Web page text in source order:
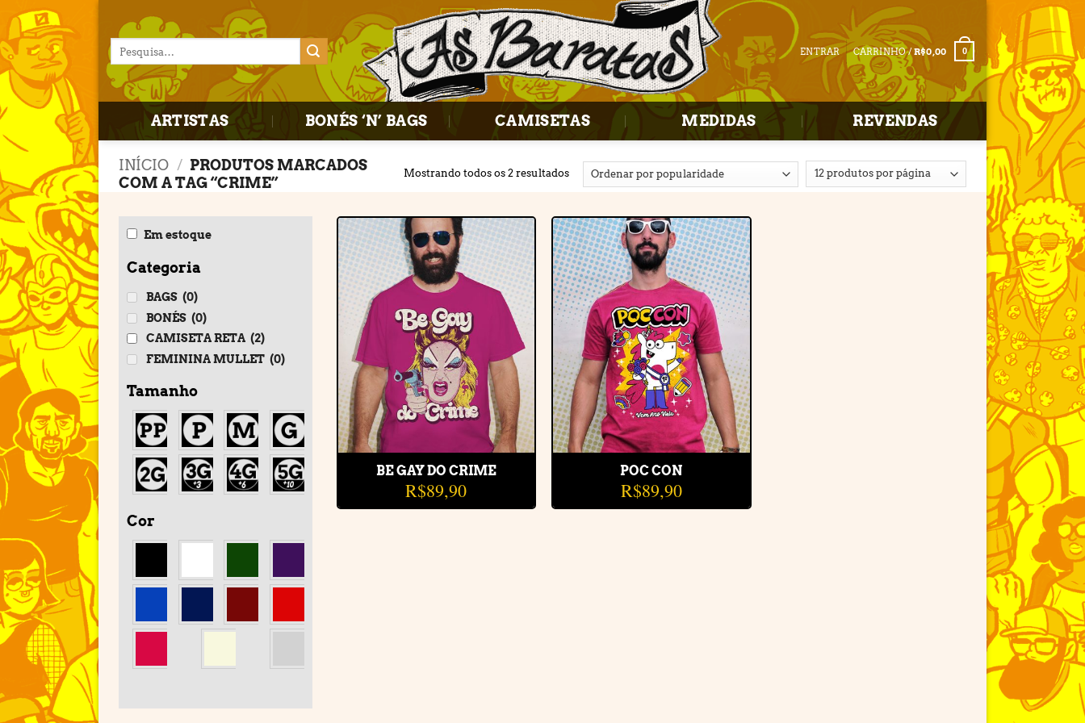
content
Pesquisar
por:
ENTRAR CARRINHO /R$0,00 0
ARTISTAS BONÉS ‘N’ BAGS CAMISETAS MEDIDAS REVENDAS
INÍCIO / PRODUTOS MARCADOS
COM A TAG “CRIME”
Mostrando todos os 2 resultados
Em estoque
Categoria
BAGS (0)
BONÉS (0)
CAMISETA RETA (2)
FEMININA MULLET (0)
Tamanho
Cor
' ' ' '
' ' '
Adicionar
à lista de
desejos
BE GAY DO CRIME
R$89,90
Adicionar
à lista de
desejos
POC CON
R$89,90